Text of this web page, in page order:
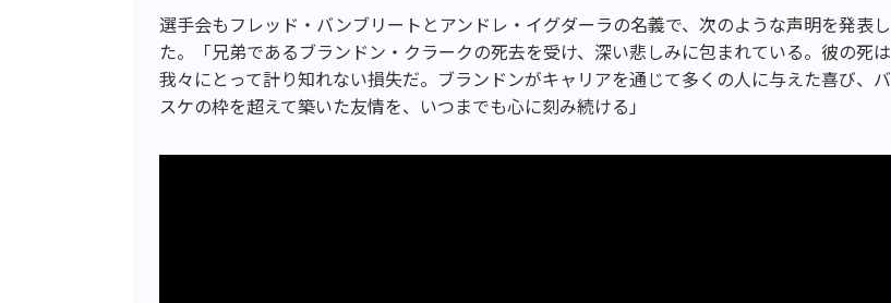
選手会もフレッド・バンブリートとアンドレ・イグダーラの名義で、次のような声明を発表し
た。「兄弟であるブランドン・クラークの死去を受け、深い悲しみに包まれている。彼の死は
我々にとって計り知れない損失だ。ブランドンがキャリアを通じて多くの人に与えた喜び、バ
スケの枠を超えて築いた友情を、いつまでも心に刻み続ける」